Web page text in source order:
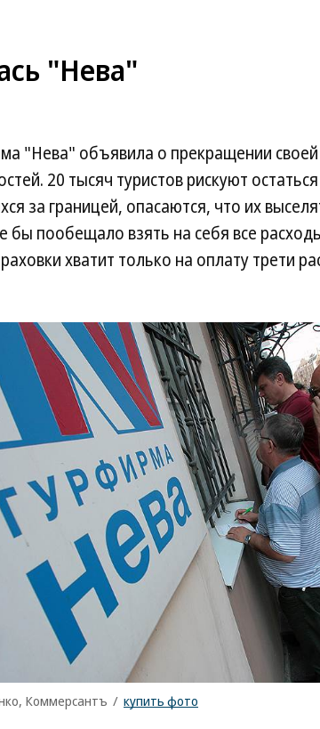
"Нева"
"Нева" объявила о прекращении
20 тысяч туристов рискуют
за границей, опасаются, что их
бы пообещало взять на себя все
хватит только на оплату трети
Коммерсантъ / купить фото